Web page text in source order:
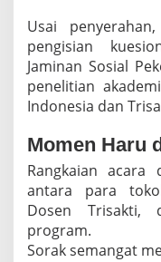
Usai
pengisian
Jaminan Sosial
penelitian
Indonesia dan
Momen Haru
Rangkaian
antara para
Dosen Trisakti,
program.
Sorak semangat